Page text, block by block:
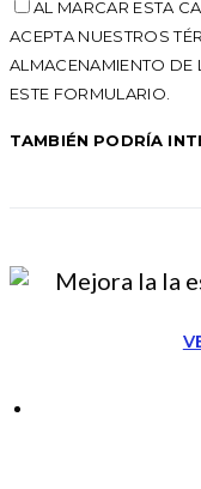
AL MARCAR ESTA
ACEPTA NUESTROS
ALMACENAMIENTO DE
ESTE FORMULARIO.
TAMBIÉN PODRÍA